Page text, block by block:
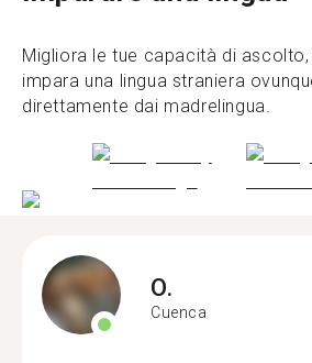
Migliora le tue capacità di
impara una lingua straniera
direttamente dai madrelingua.
O.
Cuenca